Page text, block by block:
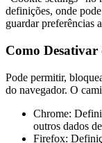
definições, onde
guardar preferências
Como
Pode permitir,
do navegador. O
Chrome:
outros dados
Firefox: